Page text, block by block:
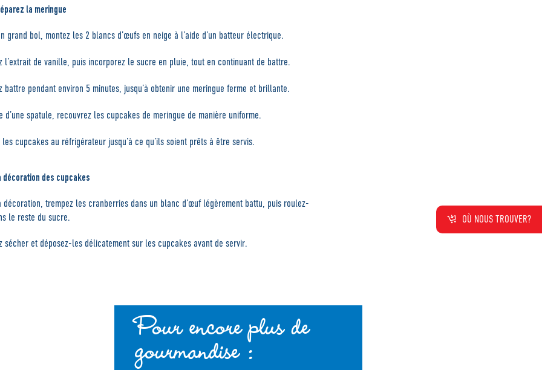

la meringue
grand bol, montez les 2 blancs d’œufs en neige à l’aide d’un batteur électrique.
l’extrait de vanille, puis incorporez le sucre en pluie, tout en continuant de battre.
battre pendant environ 5 minutes, jusqu’à obtenir une meringue ferme et brillante.
d’une spatule, recouvrez les cupcakes de meringue de manière uniforme.
les cupcakes au réfrigérateur jusqu’à ce qu’ils soient prêts à être servis.
décoration des cupcakes
décoration, trempez les cranberries dans un blanc d’œuf légèrement battu, puis roulez-
le reste du sucre.
sécher et déposez-les délicatement sur les cupcakes avant de servir.
Pour encore plus de
gourmandise :